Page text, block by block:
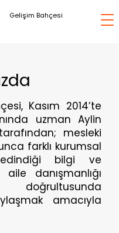
Gelişim Bahçesi
Kasım 2014’te
uzman Aylin
mesleki
farklı kurumsal
bilgi ve
danışmanlığı
doğrultusunda
amacıyla